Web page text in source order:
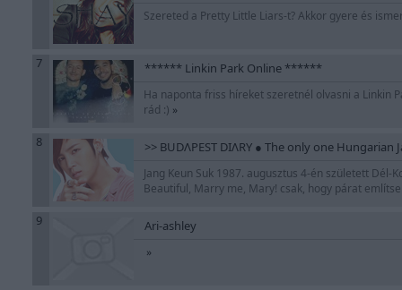
Szereted a Pretty Little Liars-t? Akkor gyere és
7 ****** Linkin Park Online ******
Ha naponta friss híreket szeretnél olvasni a Linkin
rád :) »
8 >> BUDΛPEST DIΛRY ● The only one Hungarian
Jang Keun Suk 1987. augusztus 4-én született Dél-
Beautiful, Marry me, Mary! csak, hogy párat
9 Ari-ashley
»